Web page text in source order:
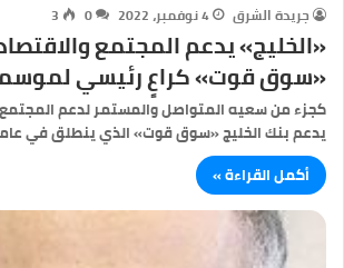
جريدة الشرق 4 نوفمبر، 2022 0
3
«الخليج» يدعم المجتمع
«سوق قوت» كراعٍ رئيسي
كجزء من سعيه المتواصل والمستمر لدعم
يدعم بنك الخليج «سوق قوت» الذي ينطلق في
أكمل القراءة »